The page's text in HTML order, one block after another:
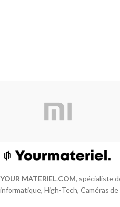
YOUR MATERIEL.COM, spécialiste
informatique, High-Tech, Caméras